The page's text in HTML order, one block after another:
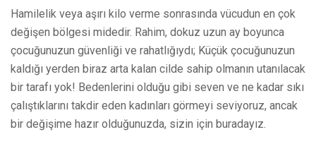
Hamilelik veya aşırı kilo verme sonrasında vücudun en çok
değişen bölgesi midedir. Rahim, dokuz uzun ay boyunca
çocuğunuzun güvenliği ve rahatlığıydı; Küçük çocuğunuzun
kaldığı yerden biraz arta kalan cilde sahip olmanın utanılacak
bir tarafı yok! Bedenlerini olduğu gibi seven ve ne kadar sıkı
çalıştıklarını takdir eden kadınları görmeyi seviyoruz, ancak
bir değişime hazır olduğunuzda, sizin için buradayız.